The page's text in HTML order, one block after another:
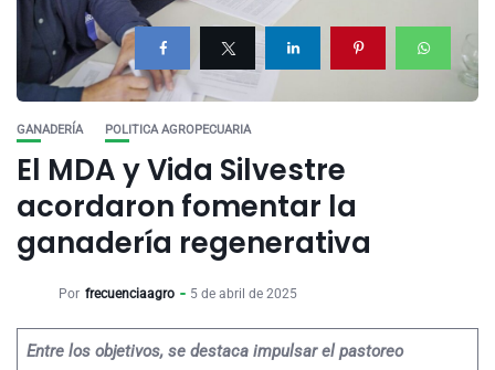
GANADERÍA POLITICA AGROPECUARIA
El MDA y Vida Silvestre
acordaron fomentar la
ganadería regenerativa
Por frecuenciaagro 5 de abril de 2025
Entre los objetivos, se destaca impulsar el pastoreo